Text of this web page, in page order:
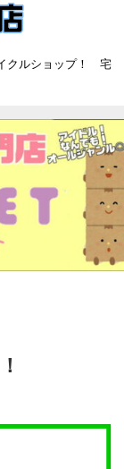
クルショップ！ 宅